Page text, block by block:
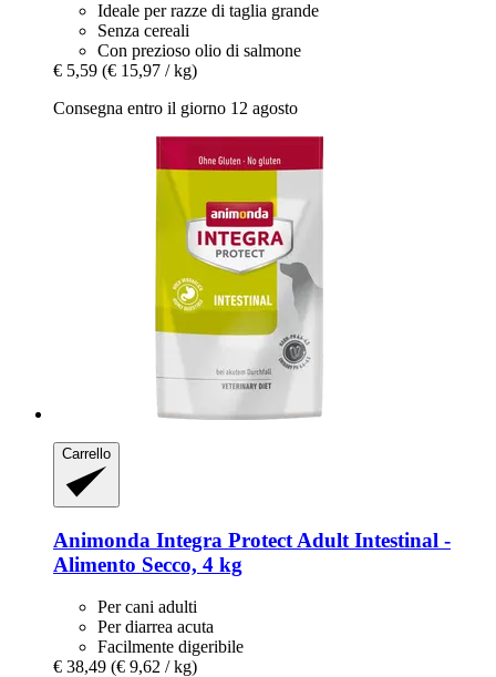
Ideale per razze di taglia grande
Senza cereali
Con prezioso olio di salmone
€ 5,59 (€ 15,97 / kg)
Consegna entro il giorno 12 agosto
Carrello
Animonda Integra Protect Adult Intestinal -​
Alimento Secco, 4 kg
Per cani adulti
Per diarrea acuta
Facilmente digeribile
€ 38,49 (€ 9,62 / kg)